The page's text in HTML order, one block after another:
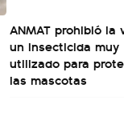
ANMAT prohibió la
un insecticida muy
utilizado para
las mascotas